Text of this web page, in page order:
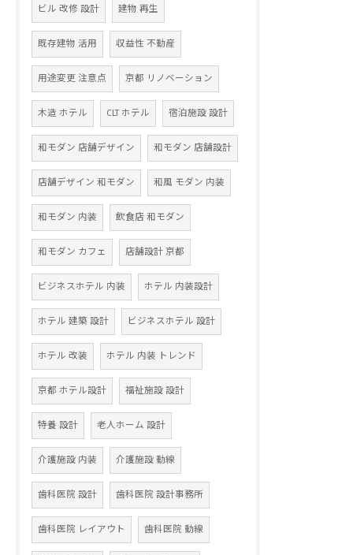
ビル 改修 設計 建物 再生
既存建物 活用 収益性 不動産
用途変更 注意点 京都 リノベーション
木造 ホテル CLT ホテル 宿泊施設 設計
和モダン 店舗デザイン 和モダン 店舗設計
店舗デザイン 和モダン 和風 モダン 内装
和モダン 内装 飲食店 和モダン
和モダン カフェ 店舗設計 京都
ビジネスホテル 内装 ホテル 内装設計
ホテル 建築 設計 ビジネスホテル 設計
ホテル 改装 ホテル 内装 トレンド
京都 ホテル設計 福祉施設 設計
特養 設計 老人ホーム 設計
介護施設 内装 介護施設 動線
歯科医院 設計 歯科医院 設計事務所
歯科医院 レイアウト 歯科医院 動線